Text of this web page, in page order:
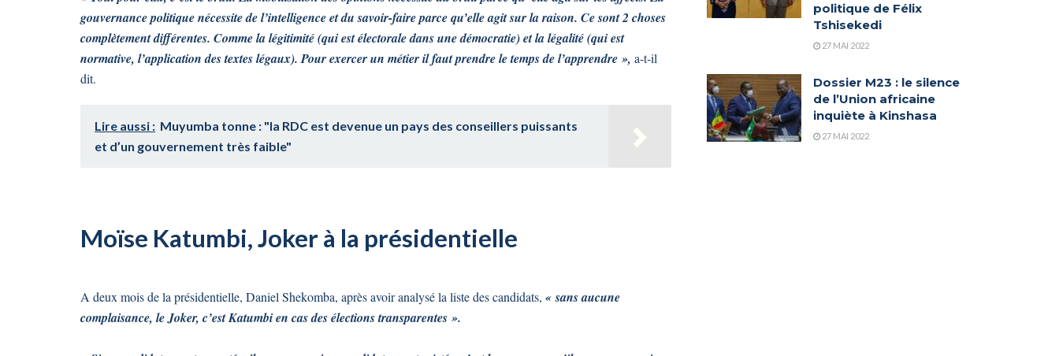
gouvernance politique nécessite de l’intelligence et du savoir-faire parce qu’elle agit sur la raison. Ce sont 2 choses
complètement différentes. Comme la légitimité (qui est électorale dans une démocratie) et la légalité (qui est
normative, l’application des textes légaux). Pour exercer un métier il faut prendre le temps de l’apprendre », a-t-il
dit.
Lire aussi : Muyumba tonne : "la RDC est devenue un pays des conseillers puissants
et d’un gouvernement très faible"
Moïse Katumbi, Joker à la présidentielle
A deux mois de la présidentielle, Daniel Shekomba, après avoir analysé la liste des candidats, « sans aucune
complaisance, le Joker, c’est Katumbi en cas des élections transparentes ».
politique de Félix
Tshisekedi
27 MAI 2022
Dossier M23 : le silence
de l’Union africaine
inquiète à Kinshasa
27 MAI 2022